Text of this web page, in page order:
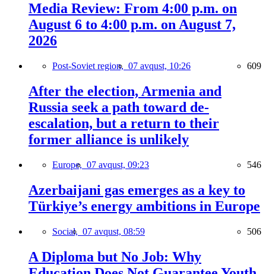
Media Review: From 4:00 p.m. on
August 6 to 4:00 p.m. on August 7,
2026
Post-Soviet region, 07 avqust, 10:26 609
After the election, Armenia and
Russia seek a path toward de-
escalation, but a return to their
former alliance is unlikely
Europe, 07 avqust, 09:23 546
Azerbaijani gas emerges as a key to
Türkiye’s energy ambitions in Europe
Social, 07 avqust, 08:59 506
A Diploma but No Job: Why